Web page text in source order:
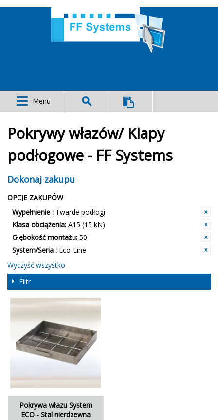
Menu
Pokrywy włazów/ Klapy
podłogowe - FF Systems
Dokonaj zakupu
OPCJE ZAKUPÓW
Wypełnienie : Twarde podłogi
Klasa obciążenia: A15 (15 kN)
Głębokość montażu: 50
System/Seria : Eco-Line
Wyczyść wszystko
Filtr
Pokrywa włazu System
ECO - Stal nierdzewna